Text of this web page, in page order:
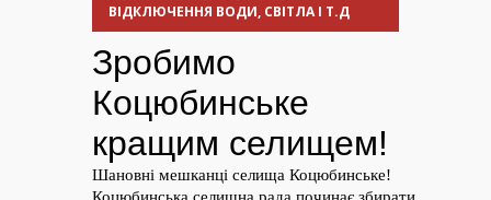
ВІДКЛЮЧЕННЯ ВОДИ, СВІТЛА І Т.Д